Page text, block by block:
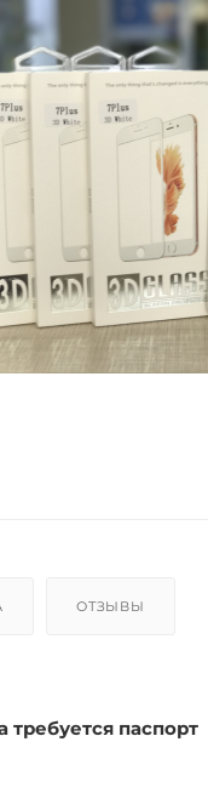
ОТЗЫВЫ
паспорт